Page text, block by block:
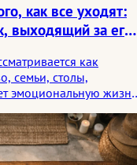
как все уходят:
выходящий за его
как
семьи, столы,
эмоциональную
свидетелем
и на более тихую
него.